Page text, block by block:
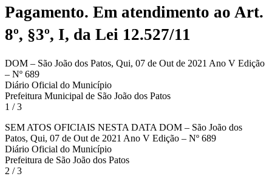
Pagamento. Em atendimento ao Art.
8º, §3º, I, da Lei 12.527/11
DOM – São João dos Patos, Qui, 07 de Out de 2021 Ano V Edição
– Nº 689
Diário Oficial do Município
Prefeitura Municipal de São João dos Patos
1 / 3
SEM ATOS OFICIAIS NESTA DATA DOM – São João dos
Patos, Qui, 07 de Out de 2021 Ano V Edição – Nº 689
Diário Oficial do Município
Prefeitura de São João dos Patos
2 / 3